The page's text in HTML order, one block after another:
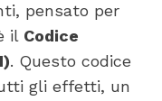
pensato per
il Codice
. Questo codice
gli effetti, un